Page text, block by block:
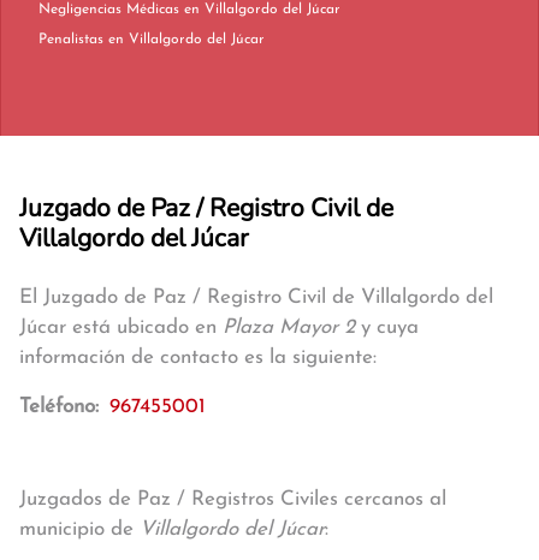
Negligencias Médicas en Villalgordo del Júcar
Penalistas en Villalgordo del Júcar
Juzgado de Paz / Registro Civil de
Villalgordo del Júcar
El Juzgado de Paz / Registro Civil de Villalgordo del
Júcar está ubicado en Plaza Mayor 2y cuya
información de contacto es la siguiente:
Teléfono: 967455001
Juzgados de Paz / Registros Civiles cercanos al
municipio de Villalgordo del Júcar: